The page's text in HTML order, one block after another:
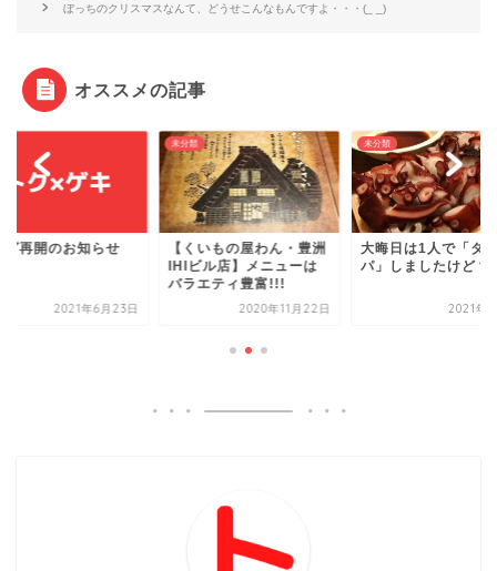
ぼっちのクリスマスなんて、どうせこんなもんですよ・・・(_ _)
オススメの記事
いもの屋わん・豊洲
2020年11月22日
未分類
大晦日は1人で「タコ
パ」しましたけど？
2021年1月1日
未分類
ブログ再開のお知ら
2021年6